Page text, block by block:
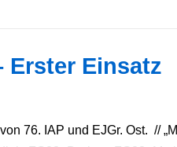
Erster Einsatz
76. IAP und EJGr. Ost. //